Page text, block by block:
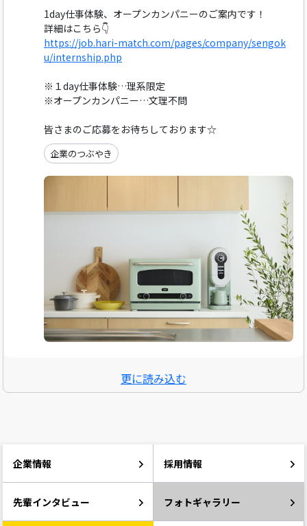
1day仕事体験、オープンカンパニーのご案内です！
詳細はこちら👇
https://job.hari-match.com/pages/company/sengok
u/internship.php
※１day仕事体験…理系限定
※オープンカンパニー…文理不問
皆さまのご応募をお待ちしております☆
企業のつぶやき
更に読み込む
企業情報 採用情報
先輩インタビュー フォトギャラリー